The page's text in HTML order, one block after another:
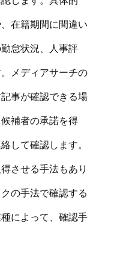
在籍期間に間違い
怠状況、人事評
メディアサーチの
事が確認できる場
補者の承諾を得
して確認します。
させる手法もあり
の手法で確認する
によって、確認手